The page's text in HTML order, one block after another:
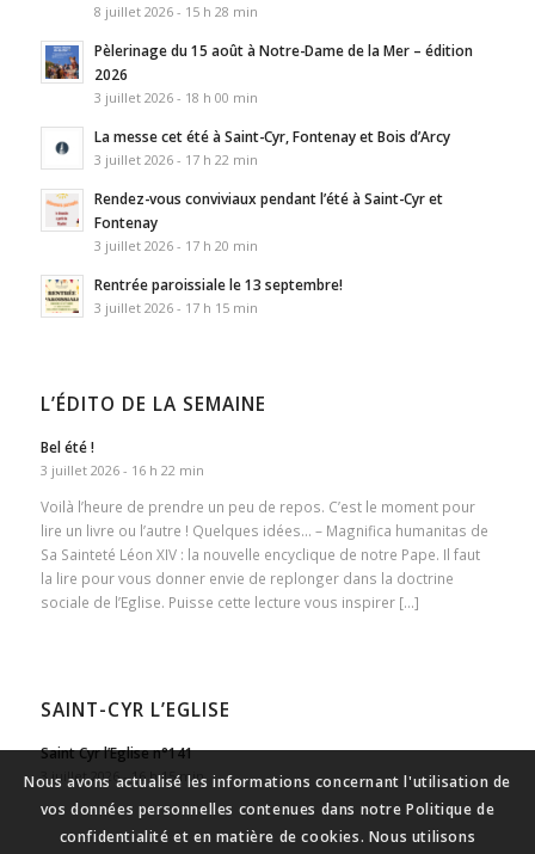
8 juillet 2026 - 15 h 28 min
Pèlerinage du 15 août à Notre-Dame de la Mer – édition
2026
3 juillet 2026 - 18 h 00 min
La messe cet été à Saint-Cyr, Fontenay et Bois d’Arcy
3 juillet 2026 - 17 h 22 min
Rendez-vous conviviaux pendant l’été à Saint-Cyr et
Fontenay
3 juillet 2026 - 17 h 20 min
Rentrée paroissiale le 13 septembre!
3 juillet 2026 - 17 h 15 min
L’ÉDITO DE LA SEMAINE
Bel été !
3 juillet 2026 - 16 h 22 min
Voilà l’heure de prendre un peu de repos. C’est le moment pour
lire un livre ou l’autre ! Quelques idées… – Magnifica humanitas de
Sa Sainteté Léon XIV : la nouvelle encyclique de notre Pape. Il faut
la lire pour vous donner envie de replonger dans la doctrine
sociale de l’Eglise. Puisse cette lecture vous inspirer […]
SAINT-CYR L’EGLISE
Saint Cyr l’Eglise n°141
3 juillet 2026 - 16 h 15 min
Nous avons actualisé les informations concernant l'utilisation de
vos données personnelles contenues dans notre Politique de
confidentialité et en matière de cookies. Nous utilisons